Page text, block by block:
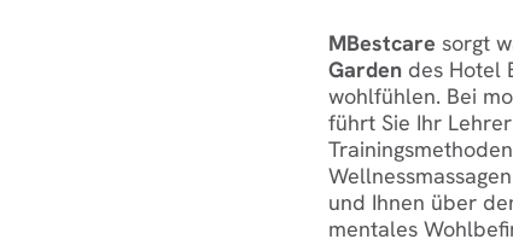
MBestcare sorgt
Garden des Hotel
wohlfühlen. Bei
führt Sie Ihr
und Ihnen über
mentales